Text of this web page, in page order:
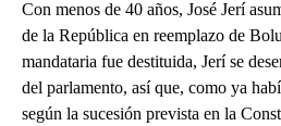
Con menos de 40 años, José Jerí
de la República en reemplazo de
mandataria fue destituida, Jerí se
del parlamento, así que, como ya
según la sucesión prevista en la